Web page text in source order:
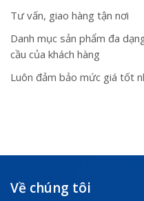
Tư vấn, giao hàng tận nơi
Danh mục sản phẩm đa
cầu của khách hàng
Luôn đảm bảo mức giá tốt
Về chúng tôi